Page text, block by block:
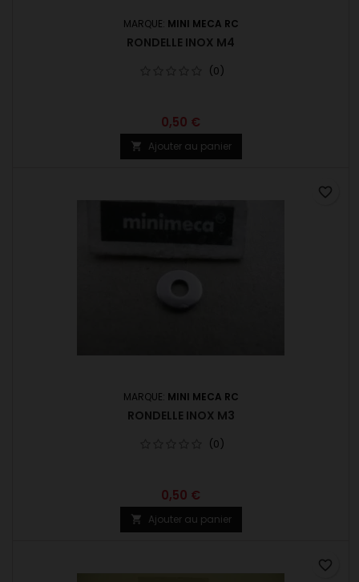
MARQUE: MINI MECA RC
RONDELLE INOX M4
(0)
0,50 €
 Ajouter au panier
MARQUE: MINI MECA RC
RONDELLE INOX M3
(0)
0,50 €
 Ajouter au panier
favorite_border
favorite_border